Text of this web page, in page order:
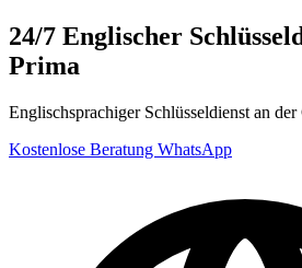
24/7 Englischer
Prima
Englischsprachiger Schlüsseldienst an der
Kostenlose Beratung WhatsApp